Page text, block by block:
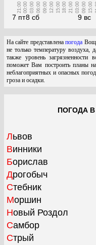
7 пт
21:00
8 сб
00:00 03:00 06:00 09:00 12:00 15:00 18:00 21:00
9 вс
03:00 09:00 15:00
На сайте представленапогода
не только температуру
также уровень
поможет Вам построить планы
неблагоприятных и опасных
гроза и осадки.
ПОГОДА
Львов
Винники
Борислав
Дрогобыч
Стебник
Моршин
Новый Роздол
Самбор
Стрый